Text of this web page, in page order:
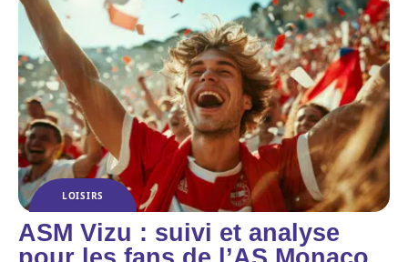
LOISIRS
ASM Vizu : suivi et analyse